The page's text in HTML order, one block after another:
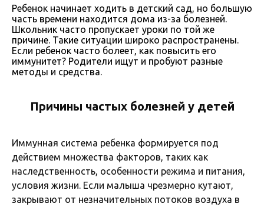
Ребенок начинает ходить в детский сад, но большую
часть времени находится дома из-за болезней.
Школьник часто пропускает уроки по той же
причине. Такие ситуации широко распространены.
Если ребенок часто болеет, как повысить его
иммунитет? Родители ищут и пробуют разные
методы и средства.
Причины частых болезней у детей
Иммунная система ребенка формируется под
действием множества факторов, таких как
наследственность, особенности режима и питания,
условия жизни. Если малыша чрезмерно кутают,
закрывают от незначительных потоков воздуха в